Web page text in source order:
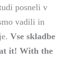
posneli v
vadili in
Vse skladbe
it! With the